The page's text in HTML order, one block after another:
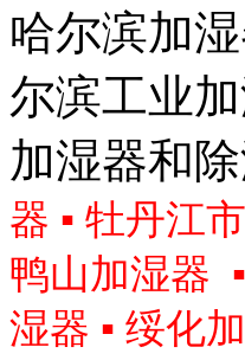
哈尔滨加
尔滨工业
加湿器和
器 ▪ 牡丹江
鸭山加湿器 ▪
湿器 ▪ 绥化